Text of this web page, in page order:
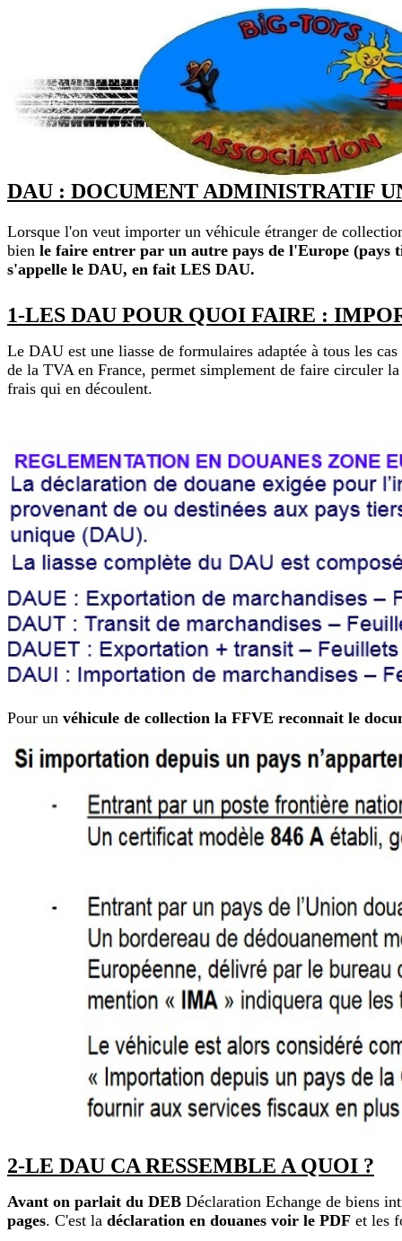
DAU : DOCUMENT ADMINISTRATIF
Lorsque l'on veut importer un véhicule étranger de
bien le faire entrer par un autre pays de l'Europe (pays
s'appelle le DAU, en fait LES DAU.
1-LES DAU POUR QUOI FAIRE :
Le DAU est une liasse de formulaires adaptée à tous les
de la TVA en France, permet simplement de faire circuler
frais qui en découlent.
Pour un véhicule de collection la FFVE reconnait le
2-LE DAU CA RESSEMBLE A QUOI ?
Avant on parlait du DEB Déclaration Echange de biens
pages. C'est la déclaration en douanes voir le PDF et les